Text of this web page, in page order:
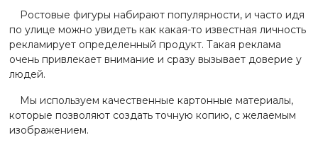
Ростовые фигуры набирают популярности, и часто идя
по улице можно увидеть как какая-то известная личность
рекламирует определенный продукт. Такая реклама
очень привлекает внимание и сразу вызывает доверие у
людей.
Мы используем качественные картонные материалы,
которые позволяют создать точную копию, с желаемым
изображением.